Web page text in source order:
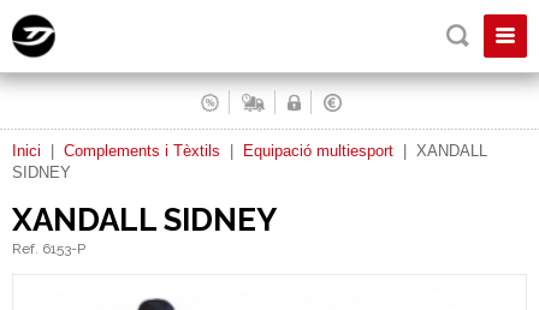
Inici Complements i Tèxtils Equipació multiesport
XANDALL
SIDNEY
XANDALL SIDNEY
Ref. 6153-P